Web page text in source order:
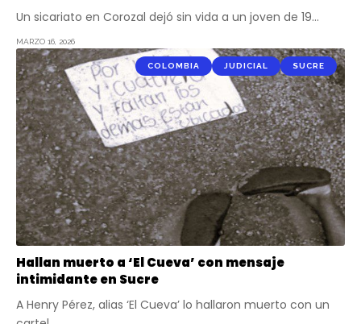
Un sicariato en Corozal dejó sin vida a un joven de 19…
MARZO 16, 2026
COLOMBIA JUDICIAL SUCRE
Hallan muerto a ‘El Cueva’ con mensaje
intimidante en Sucre
A Henry Pérez, alias ‘El Cueva’ lo hallaron muerto con un